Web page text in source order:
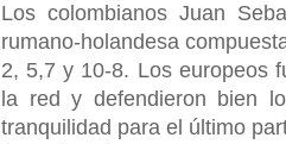
Los colombianos Juan
rumano-holandesa
2, 5,7 y 10-8. Los europeos
la red y defendieron bien
tranquilidad para el último